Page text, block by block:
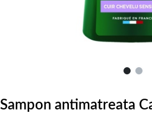
Sampon antimatreata